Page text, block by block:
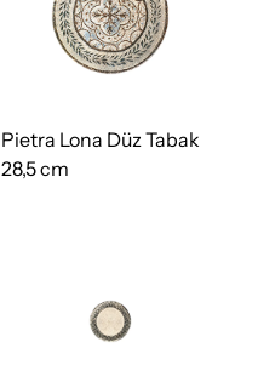
Pietra Lona Düz Tabak
28,5 cm